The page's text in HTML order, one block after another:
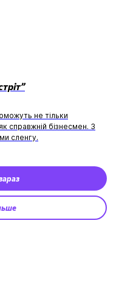
не тільки
справжній бізнесмен. З
сленгу.